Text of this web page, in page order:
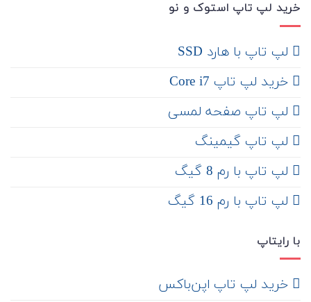
خرید لپ تاپ استوک و نو
لپ تاپ با هارد SSD
خرید لپ تاپ Core i7
لپ تاپ صفحه لمسی
لپ تاپ گیمینگ
لپ تاپ با رم 8 گیگ
لپ تاپ با رم 16 گیگ
با رایتاپ
‌ خرید لپ تاپ اپن‌باکس